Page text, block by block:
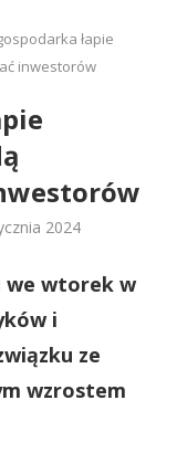
łapie
inwestorów
2024
we wtorek w
i
ze
wzrostem